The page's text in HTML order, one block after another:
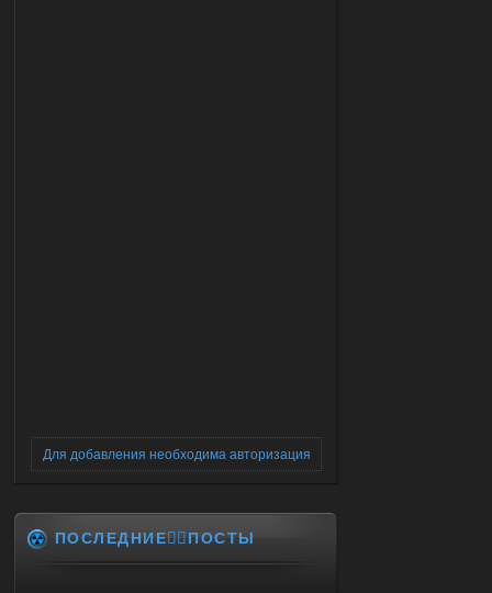
Для добавления необходима авторизация
ПОСЛЕДНИЕ✍🏻ПОСТЫ